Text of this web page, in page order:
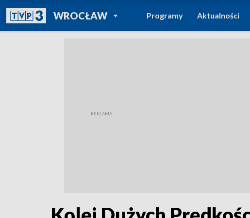
WROCŁAWPOWRÓT DO
TVP REGIONY
Programy Aktualności